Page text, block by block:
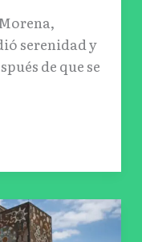
serenidad y
de que se